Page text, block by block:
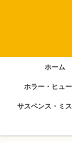
ホーム
ホラー・ヒュ
サスペンス・ミ